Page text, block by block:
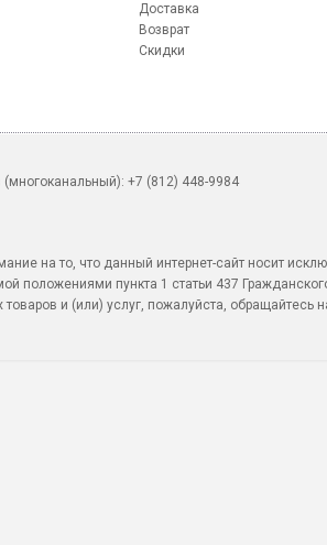
Доставка
Возврат
Скидки
+7 (812) 448-9984
на то, что данный интернет-сайт носит
положениями пункта 1 статьи 437
товаров и (или) услуг, пожалуйста, обращайтесь